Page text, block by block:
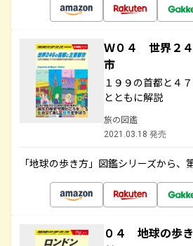
Ｗ０４ 世界２
市
１９９の首都と４
とともに解説
旅の図鑑
2021.03.18 発売
「地球の歩き方」図鑑シリーズから、
０４ 地球の歩